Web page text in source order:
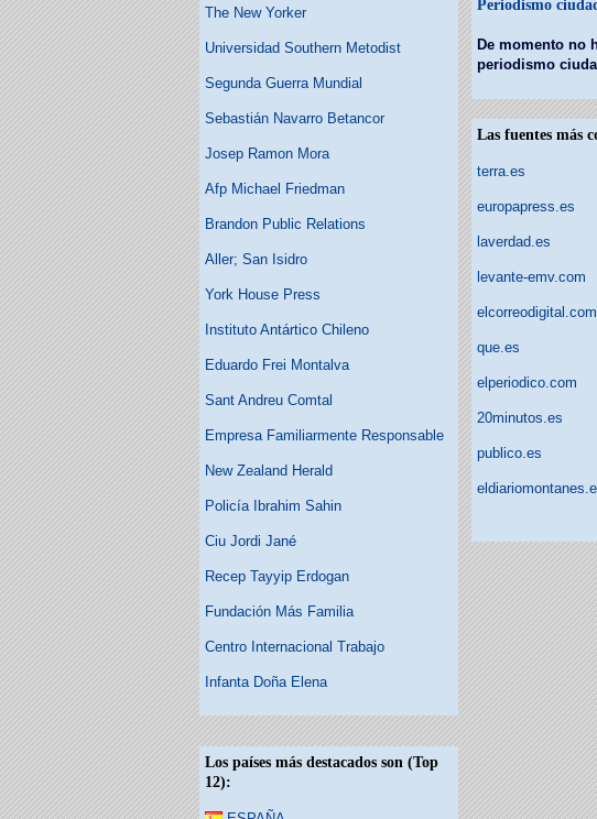
The New Yorker
Universidad Southern Metodist
Segunda Guerra Mundial
Sebastián Navarro Betancor
Josep Ramon Mora
Afp Michael Friedman
Brandon Public Relations
Aller; San Isidro
York House Press
Instituto Antártico Chileno
Eduardo Frei Montalva
Sant Andreu Comtal
Empresa Familiarmente Responsable
New Zealand Herald
Policía Ibrahim Sahin
Ciu Jordi Jané
Recep Tayyip Erdogan
Fundación Más Familia
Centro Internacional Trabajo
Infanta Doña Elena
Los países más destacados son (Top
12):
Periodismo
De momento no
periodismo
Las fuentes más
terra.es
europapress.es
laverdad.es
levante-emv.com
elcorreodigital.com
que.es
elperiodico.com
20minutos.es
publico.es